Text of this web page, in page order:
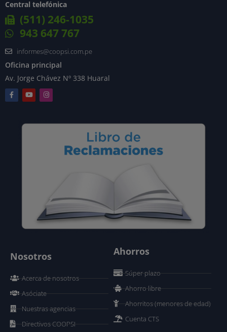
Central telefónica
(511) 246-1035
943 647 767
informes@coopsi.com.pe
Oficina principal
Av. Jorge Chávez Nº 338 Huaral
Nosotros
Acerca de nosotros
Asóciate
Nuestras agencias
Directivos COOPSI
Ahorros
Súper plazo
Ahorro libre
Ahorritos (menores de edad)
Cuenta CTS